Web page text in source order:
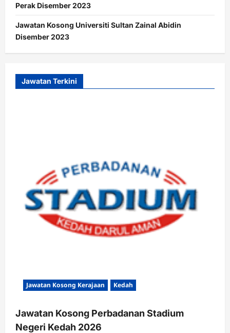
Perak Disember 2023
Jawatan Kosong Universiti Sultan Zainal Abidin
Disember 2023
Jawatan Terkini
Jawatan Kosong Kerajaan Kedah
Jawatan Kosong Perbadanan Stadium
Negeri Kedah 2026